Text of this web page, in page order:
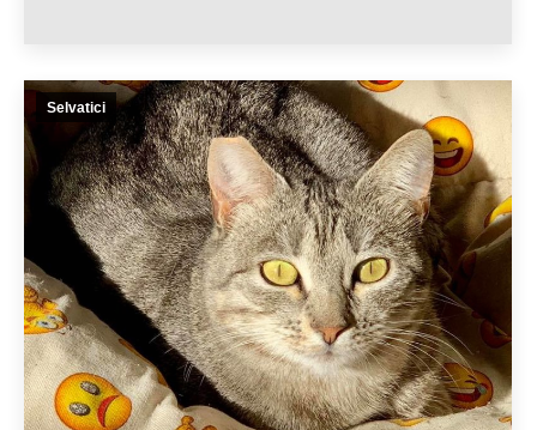
Selvatici